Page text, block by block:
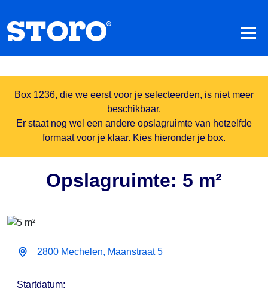
Box 1236, die we eerst voor je selecteerden, is niet meer
beschikbaar.
Er staat nog wel een andere opslagruimte van hetzelfde
formaat voor je klaar. Kies hieronder je box.
Opslagruimte: 5 m²
2800 Mechelen, Maanstraat 5
Startdatum: